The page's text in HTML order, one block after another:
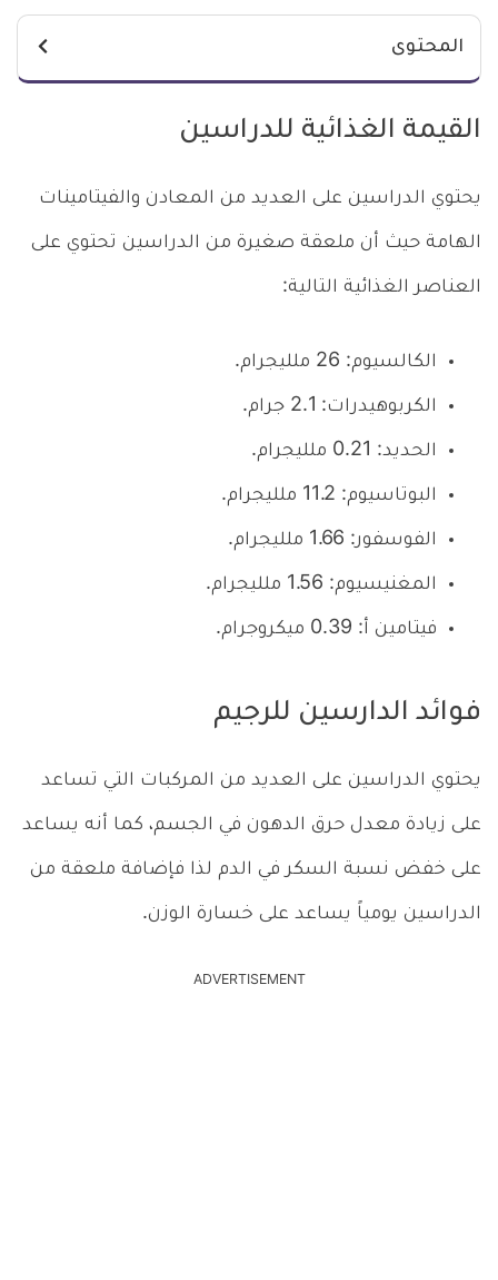
المحتوى
القيمة الغذائية للدراسين
يحتوي الدراسين على العديد من المعادن والفيتامينات
الهامة حيث أن ملعقة صغيرة من الدراسين تحتوي على
العناصر الغذائية التالية:
الكالسيوم: 26 ملليجرام.
الكربوهيدرات: 2.1 جرام.
الحديد: 0.21 ملليجرام.
البوتاسيوم: 11.2 ملليجرام.
الفوسفور: 1.66 ملليجرام.
المغنيسيوم: 1.56 ملليجرام.
فيتامين أ: 0.39 ميكروجرام.
فوائد الدارسين للرجيم
يحتوي الدراسين على العديد من المركبات التي تساعد
على زيادة معدل حرق الدهون في الجسم، كما أنه يساعد
على خفض نسبة السكر في الدم لذا فإضافة ملعقة من
الدراسين يومياً يساعد على خسارة الوزن.
ADVERTISEMENT